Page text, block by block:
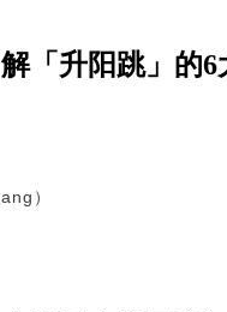
「升阳跳」的
）